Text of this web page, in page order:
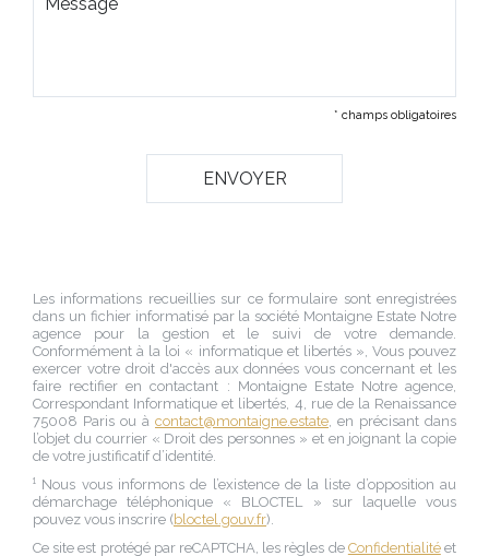
* champs obligatoires
Les informations recueillies sur ce formulaire sont enregistrées
dans un fichier informatisé par la société Montaigne Estate Notre
agence pour la gestion et le suivi de votre demande.
Conformément à la loi « informatique et libertés », Vous pouvez
exercer votre droit d'accès aux données vous concernant et les
faire rectifier en contactant : Montaigne Estate Notre agence,
Correspondant Informatique et libertés, 4, rue de la Renaissance
75008 Paris ou à contact@montaigne.estate, en précisant dans
l’objet du courrier « Droit des personnes » et en joignant la copie
de votre justificatif d’identité.
¹ Nous vous informons de l’existence de la liste d’opposition au
démarchage téléphonique « BLOCTEL » sur laquelle vous
pouvez vous inscrire (bloctel.gouv.fr).
Ce site est protégé par reCAPTCHA, les règles de Confidentialitéet